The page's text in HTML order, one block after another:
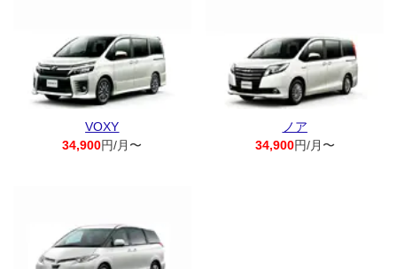
VOXY
34,900円/月〜
ノア
34,900円/月〜